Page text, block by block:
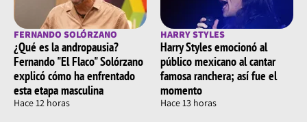
FERNANDO SOLÓRZANO
¿Qué es la andropausia?
Fernando "El Flaco" Solórzano
explicó cómo ha enfrentado
esta etapa masculina
Hace 12 horas
HARRY STYLES
Harry Styles emocionó al
público mexicano al cantar
famosa ranchera; así fue el
momento
Hace 13 horas